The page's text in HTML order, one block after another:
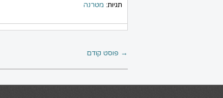
תגיות: מטרנה
→ פוסט קודם